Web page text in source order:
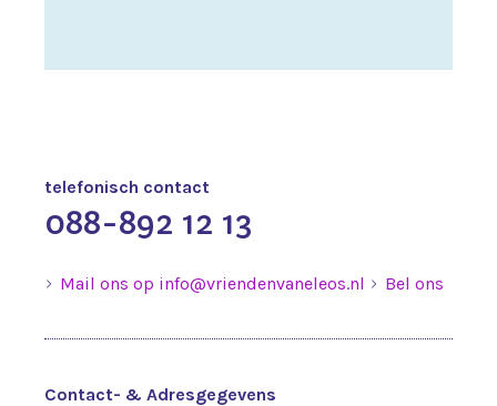
telefonisch contact
088-892 12 13
Mail ons op info@vriendenvaneleos.nl Bel ons
Contact- & Adresgegevens